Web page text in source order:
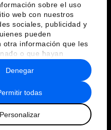
sobre el uso
web con nuestros
sociales, publicidad y
pueden
otra información que les
o que hayan
del uso que haya
todas
Personalizar
Denegar
y normas de uso
Mundial